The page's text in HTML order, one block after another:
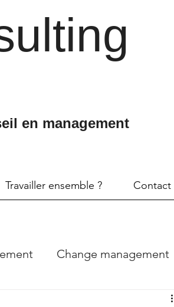
en management
Travailler ensemble ? Contact
Change management